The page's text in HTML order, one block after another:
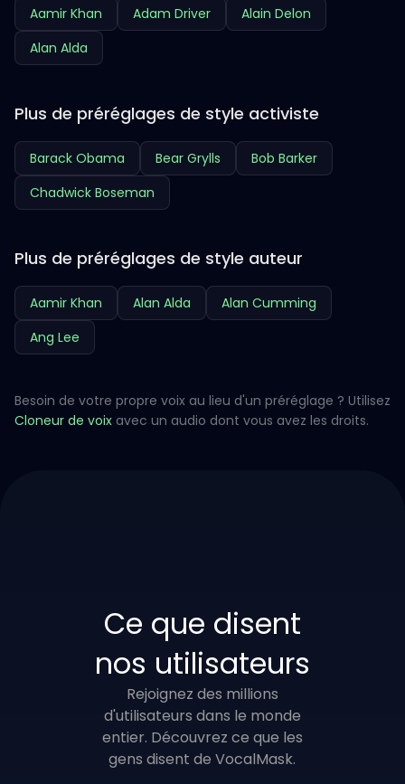
Aamir Khan Adam Driver
Alain Delon
Alan Alda
Plus de préréglages de style activiste
Barack Obama Bear Grylls
Bob Barker
Chadwick Boseman
Plus de préréglages de style auteur
Aamir Khan Alan Alda
Alan Cumming
Ang Lee
Besoin de votre propre voix au lieu d'un préréglage ? Utilisez
Cloneur de voix avec un audio dont vous avez les droits.
Ce que disent
nos utilisateurs
Rejoignez des millions
d'utilisateurs dans le monde
entier. Découvrez ce que les
gens disent de VocalMask.